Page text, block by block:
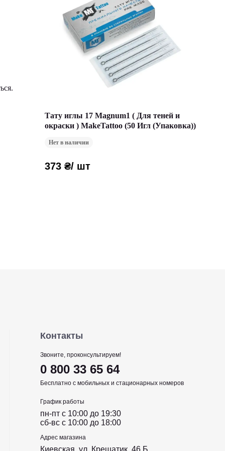
Тату иглы 17 Magnum1 ( Для теней и
окраски ) MakeTattoo (50 Игл (Упаковка))
Нет в наличии
373 ₴/ шт
Контакты
Звоните, проконсультируем!
0 800 33 65 64
Бесплатно с мобильных и стационарных номеров
График работы
пн-пт c 10:00 до 19:30
сб-вс c 10:00 до 18:00
Адрес магазина
Киевская, ул. Крещатик, 46 Б